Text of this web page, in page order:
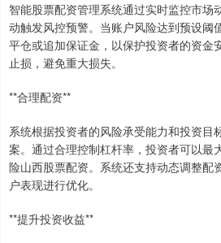
智能股票配资管理系统通过实时监控市场
动触发风控预警。当账户风险达到预设阈
平仓或追加保证金，以保护投资者的资金
止损，避免重大损失。
**合理配资**
系统根据投资者的风险承受能力和投资目
案。通过合理控制杠杆率，投资者可以最
险山西股票配资。系统还支持动态调整配
户表现进行优化。
**提升投资收益**